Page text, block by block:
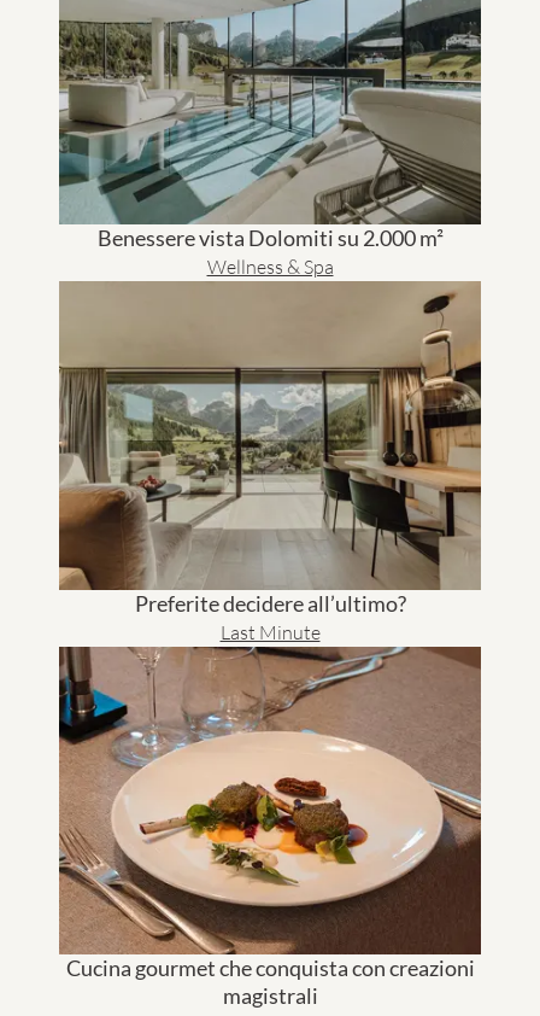
Benessere vista Dolomiti su 2.000 m²
Wellness & Spa
Preferite decidere all’ultimo?
Last Minute
Cucina gourmet che conquista con creazioni
magistrali